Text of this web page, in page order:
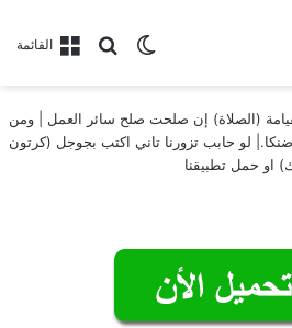
القائمةبحث عن
الوضع المظلم
(الصلاة) إن صلحت صلح سائر العمل | ومن
لو حابب تزورنا تاني اكتب بجوجل (كرتون
او حمل تطبيقنا